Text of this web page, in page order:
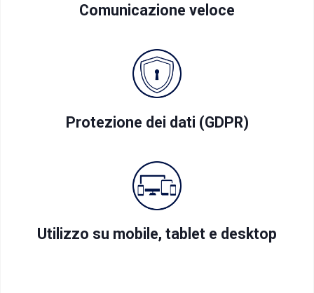
Comunicazione veloce
Protezione dei dati (GDPR)
Utilizzo su mobile, tablet e desktop